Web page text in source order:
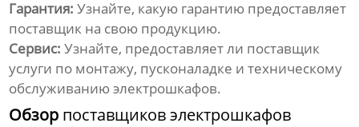
Гарантия: Узнайте, какую гарантию предоставляет
поставщик на свою продукцию.
Сервис: Узнайте, предоставляет ли поставщик
услуги по монтажу, пусконаладке и техническому
обслуживаниюэлектрошкафов.
Обзор поставщиков электрошкафов